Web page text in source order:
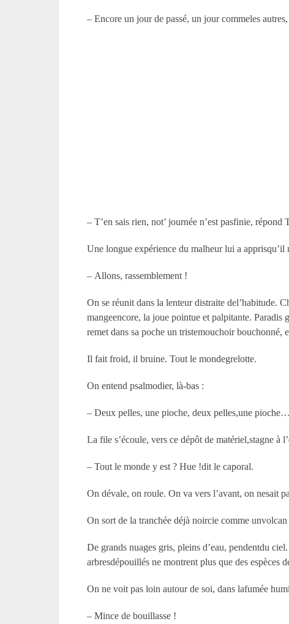
– Encore un jour de passé, un jour commeles
– T’en sais rien, not’ journée n’est pasfinie, répond
Une longue expérience du malheur lui a apprisqu’il
– Allons, rassemblement !
On se réunit dans la lenteur distraite del’habitude.
mangeencore, la joue pointue et palpitante.
remet dans sa poche un tristemouchoir bouchonné,
Il fait froid, il bruine. Tout le mondegrelotte.
On entend psalmodier, là-bas :
– Deux pelles, une pioche, deux pelles,une pioche…
La file s’écoule, vers ce dépôt de matériel,stagne à
– Tout le monde y est ? Hue !dit le caporal.
On dévale, on roule. On va vers l’avant, on nesait
On sort de la tranchée déjà noircie comme
De grands nuages gris, pleins d’eau, pendentdu
arbresdépouillés ne montrent plus que des espèces
On ne voit pas loin autour de soi, dans lafumée
– Mince de bouillasse !